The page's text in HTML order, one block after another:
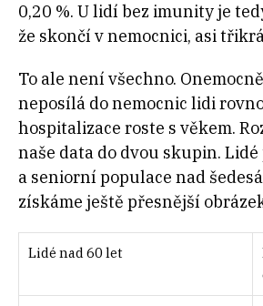
0,20 %. U lidí bez imunity je
že skončí v nemocnici, asi
To ale není všechno.
neposílá do nemocnic lidi
hospitalizace roste s věkem.
naše data do dvou skupin.
a seniorní populace nad
získáme ještě přesnější
Lidé nad 60 let